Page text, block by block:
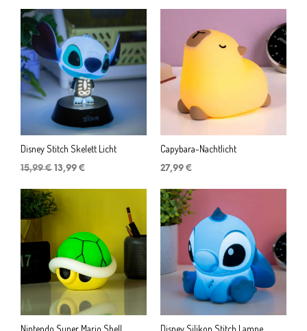
Disney Stitch Skelett Licht
15,99€ Ursprünglicher
war:
15,99 €
13,99 €
ist:
Capybara-Nachtlicht
27,99 €